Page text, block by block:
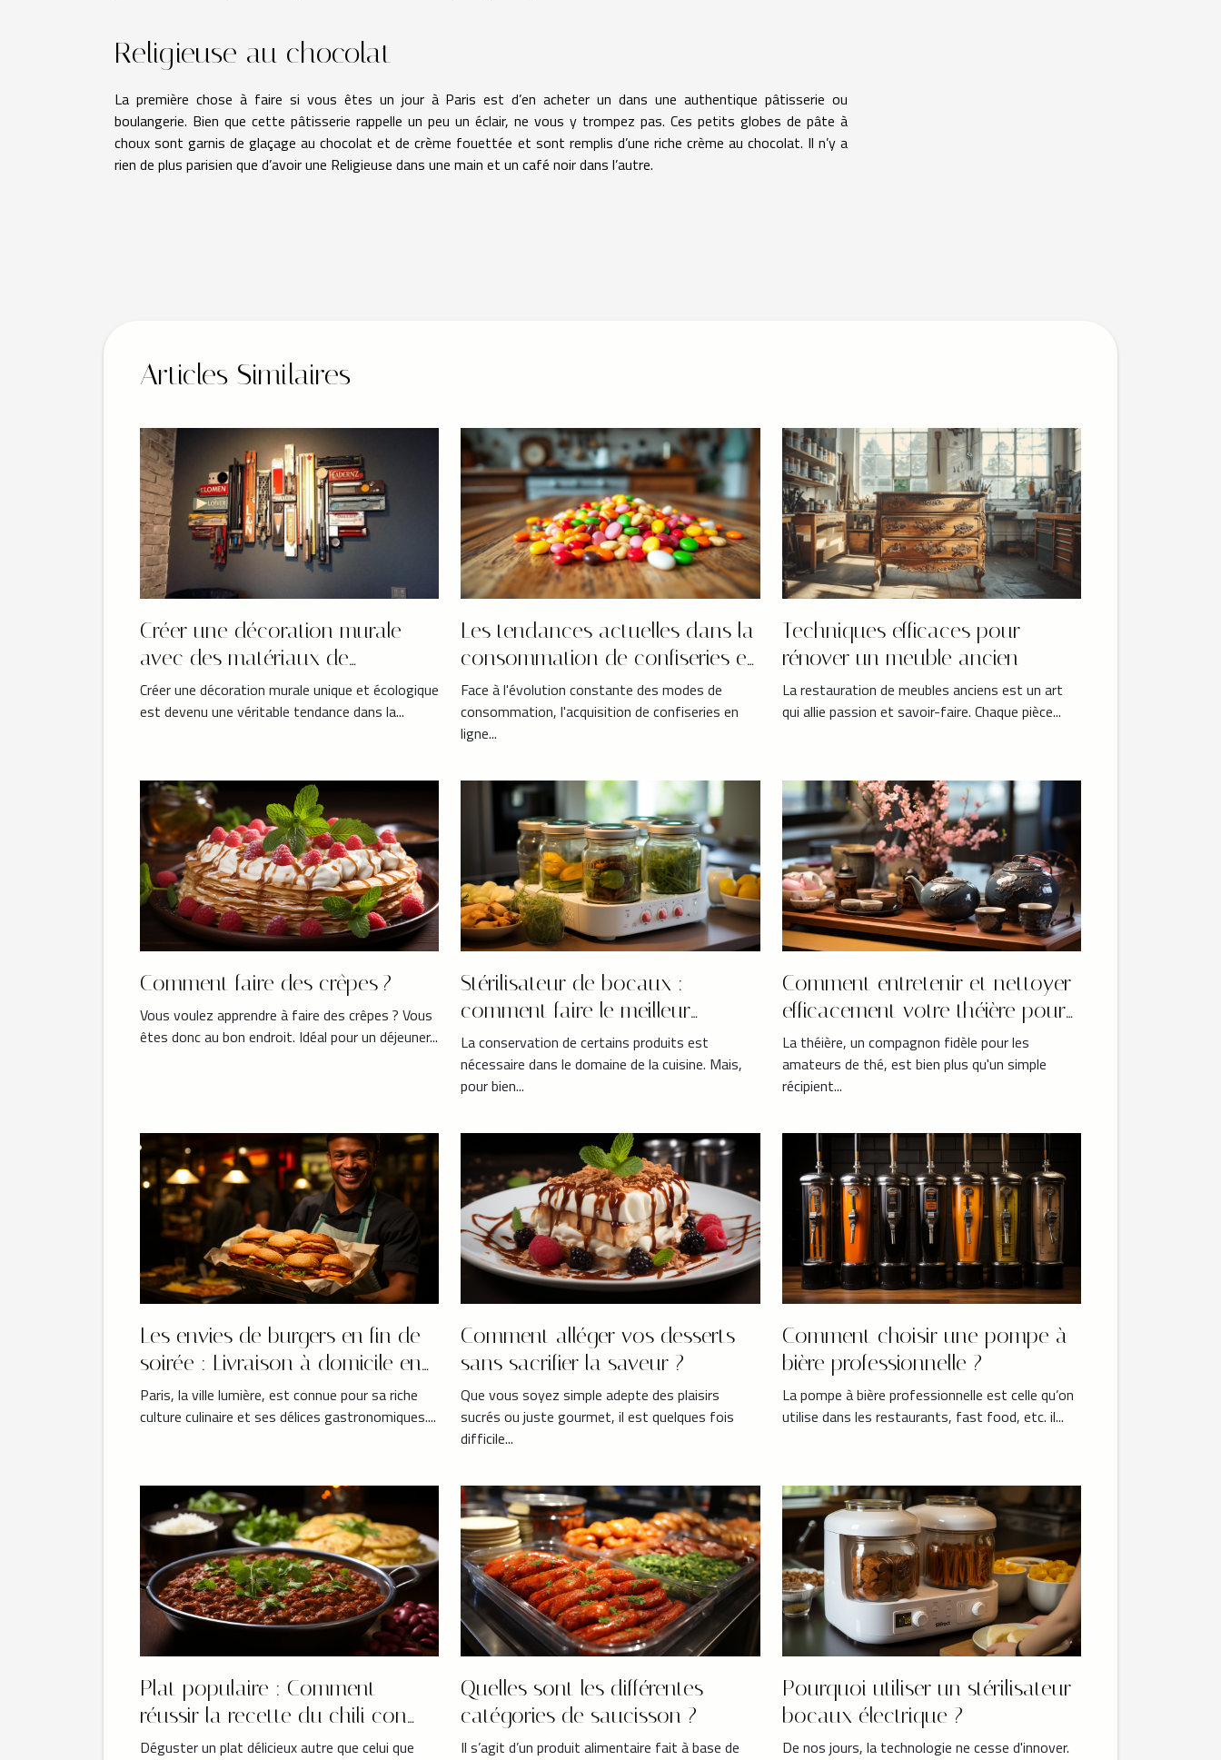
Religieuse au chocolat
La première chose à faire si vous êtes un jour à Paris est d’en acheter un dans une authentique pâtisserie ou
boulangerie. Bien que cette pâtisserie rappelle un peu un éclair, ne vous y trompez pas. Ces petits globes de pâte à
choux sont garnis de glaçage au chocolat et de crème fouettée et sont remplis d’une riche crème au chocolat. Il n’y a
rien de plus parisien que d’avoir une Religieuse dans une main et un café noir dans l’autre.
Articles Similaires
Créer une décoration murale
avec des matériaux de
récupération
Créer une décoration murale unique et écologique
est devenu une véritable tendance dans la...
Les tendances actuelles dans la
consommation de confiseries en
ligne
Face à l'évolution constante des modes de
consommation, l'acquisition de confiseries en
ligne...
Techniques efficaces pour
rénover un meuble ancien
La restauration de meubles anciens est un art
qui allie passion et savoir-faire. Chaque pièce...
Comment faire des crêpes ?
Vous voulez apprendre à faire des crêpes ? Vous
êtes donc au bon endroit. Idéal pour un déjeuner...
Stérilisateur de bocaux :
comment faire le meilleur
choix ?
La conservation de certains produits est
nécessaire dans le domaine de la cuisine. Mais,
pour bien...
Comment entretenir et nettoyer
efficacement votre théière pour
une durabilité maximale ?
La théière, un compagnon fidèle pour les
amateurs de thé, est bien plus qu'un simple
récipient...
Les envies de burgers en fin de
soirée : Livraison à domicile en
Île-de-France
Paris, la ville lumière, est connue pour sa riche
culture culinaire et ses délices gastronomiques....
Comment alléger vos desserts
sans sacrifier la saveur ?
Que vous soyez simple adepte des plaisirs
sucrés ou juste gourmet, il est quelques fois
difficile...
Comment choisir une pompe à
bière professionnelle ?
La pompe à bière professionnelle est celle qu’on
utilise dans les restaurants, fast food, etc. il...
Plat populaire : Comment
réussir la recette du chili con
carne authentique ?
Déguster un plat délicieux autre que celui que
Quelles sont les différentes
catégories de saucisson ?
Il s’agit d’un produit alimentaire fait à base de
Pourquoi utiliser un stérilisateur
bocaux électrique ?
De nos jours, la technologie ne cesse d'innover.